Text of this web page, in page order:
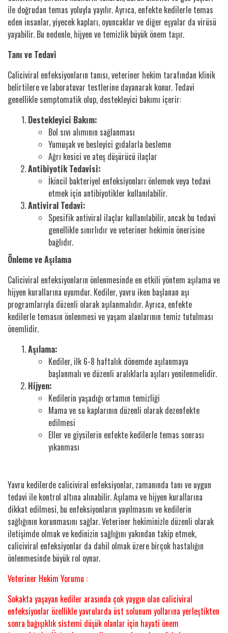
ile doğrudan temas yoluyla yayılır. Ayrıca, enfekte kedilerle temas
eden insanlar, yiyecek kapları, oyuncaklar ve diğer eşyalar da virüsü
yayabilir. Bu nedenle, hijyen ve temizlik büyük önem taşır.
Tanı ve Tedavi
Caliciviral enfeksiyonların tanısı, veteriner hekim tarafından klinik
belirtilere ve laboratuvar testlerine dayanarak konur. Tedavi
genellikle semptomatik olup, destekleyici bakımı içerir:
Destekleyici Bakım:
Bol sıvı alımının sağlanması
Yumuşak ve besleyici gıdalarla besleme
Ağrı kesici ve ateş düşürücü ilaçlar
Antibiyotik Tedavisi:
İkincil bakteriyel enfeksiyonları önlemek veya tedavi
etmek için antibiyotikler kullanılabilir.
Antiviral Tedavi:
Spesifik antiviral ilaçlar kullanılabilir, ancak bu tedavi
genellikle sınırlıdır ve veteriner hekimin önerisine
bağlıdır.
Önleme ve Aşılama
Caliciviral enfeksiyonların önlenmesinde en etkili yöntem aşılama ve
hijyen kurallarına uyumdur. Kediler, yavru iken başlanan aşı
programlarıyla düzenli olarak aşılanmalıdır. Ayrıca, enfekte
kedilerle temasın önlenmesi ve yaşam alanlarının temiz tutulması
önemlidir.
Aşılama:
Kediler, ilk 6-8 haftalık dönemde aşılanmaya
başlanmalı ve düzenli aralıklarla aşıları yenilenmelidir.
Hijyen:
Kedilerin yaşadığı ortamın temizliği
Mama ve su kaplarının düzenli olarak dezenfekte
edilmesi
Eller ve giysilerin enfekte kedilerle temas sonrası
yıkanması
Yavru kedilerde caliciviral enfeksiyonlar, zamanında tanı ve uygun
tedavi ile kontrol altına alınabilir. Aşılama ve hijyen kurallarına
dikkat edilmesi, bu enfeksiyonların yayılmasını ve kedilerin
sağlığının korunmasını sağlar. Veteriner hekiminizle düzenli olarak
iletişimde olmak ve kedinizin sağlığını yakından takip etmek,
caliciviral enfeksiyonlar da dahil olmak üzere birçok hastalığın
önlenmesinde büyük rol oynar.
Veteriner Hekim Yorumu :
Sokakta yaşayan kediler arasında çok yaygın olan caliciviral
enfeksiyonlar özellikle yavrularda üst solunum yollarına yerleştikten
sonra bağışıklık sistemi düşük olanlar için hayati önem